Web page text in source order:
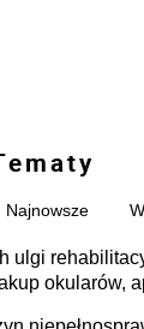
Najnowsze
ulgi
okularów,